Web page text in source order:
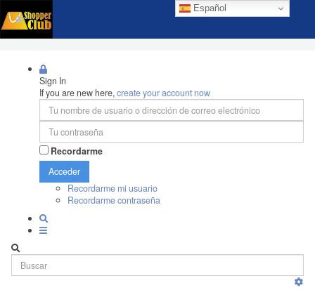
Español
Sign In
If you are new here,create your account now
Recordarme
Acceder
Recordarme mi usuario
Recordarme contraseña